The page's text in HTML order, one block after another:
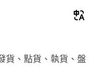
貨、點貨、執貨、盤